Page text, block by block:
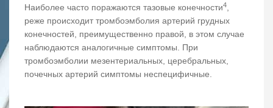
Наиболее часто поражаются тазовые конечности4,
реже происходит тромбоэмболия артерий грудных
конечностей, преимущественно правой, в этом случае
наблюдаются аналогичные симптомы. При
тромбоэмболии мезентериальных, церебральных,
почечных артерий симптомы неспецифичные.